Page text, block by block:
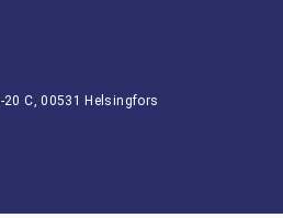
C, 00531 Helsingfors